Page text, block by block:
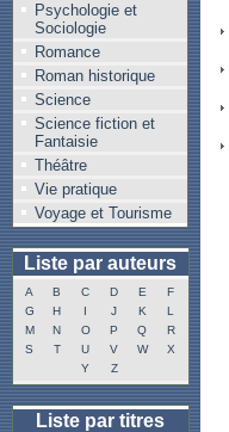
Psychologie et
Sociologie
Romance
Roman historique
Science
Science fiction et
Fantaisie
Théâtre
Vie pratique
Voyage et Tourisme
Liste par auteurs
A B C D E
F
G
H I J K
L
M
N O P Q
R
S
T U V W
X
Y
Z
Liste par titres